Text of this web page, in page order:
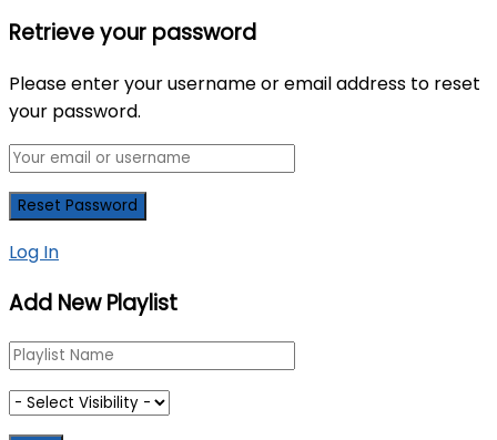
Retrieve your password
Please enter your username or email address to reset
your password.
Log In
Add New Playlist